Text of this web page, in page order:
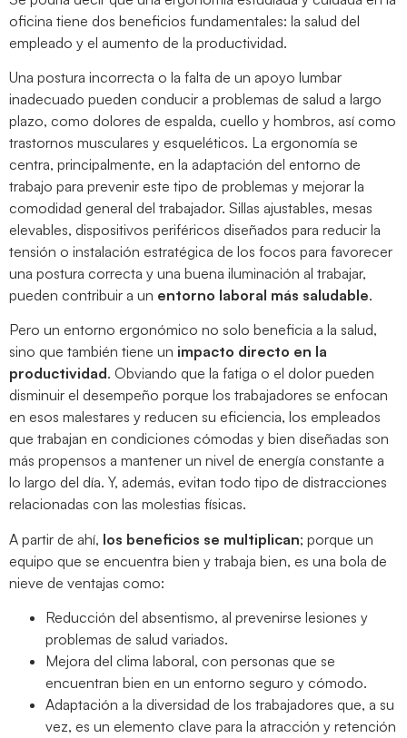
oficina tiene dos beneficios fundamentales: la salud del
empleado y el aumento de la productividad.
Una postura incorrecta o la falta de un apoyo lumbar
inadecuado pueden conducir a problemas de salud a largo
plazo, como dolores de espalda, cuello y hombros, así como
trastornos musculares y esqueléticos. La ergonomía se
centra, principalmente, en la adaptación del entorno de
trabajo para prevenir este tipo de problemas y mejorar la
comodidad general del trabajador. Sillas ajustables, mesas
elevables, dispositivos periféricos diseñados para reducir la
tensión o instalación estratégica de los focos para favorecer
una postura correcta y una buena iluminación al trabajar,
pueden contribuir a un entorno laboral más saludable.
Pero un entorno ergonómico no solo beneficia a la salud,
sino que también tiene un impacto directo en la
productividad. Obviando que la fatiga o el dolor pueden
disminuir el desempeño porque los trabajadores se enfocan
en esos malestares y reducen su eficiencia, los empleados
que trabajan en condiciones cómodas y bien diseñadas son
más propensos a mantener un nivel de energía constante a
lo largo del día. Y, además, evitan todo tipo de distracciones
relacionadas con las molestias físicas.
A partir de ahí, los beneficios se multiplican; porque un
equipo que se encuentra bien y trabaja bien, es una bola de
nieve de ventajas como:
Reducción del absentismo, al prevenirse lesiones y
problemas de salud variados.
Mejora del clima laboral, con personas que se
encuentran bien en un entorno seguro y cómodo.
Adaptación a la diversidad de los trabajadores que, a su
vez, es un elemento clave para la atracción y retención